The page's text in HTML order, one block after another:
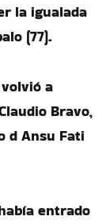
la igualada
(77).
a
Bravo,
d Ansu Fati
entrado